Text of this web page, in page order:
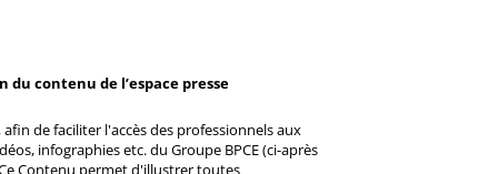
contenu de l’espace presse
afin de faciliter l'accès des professionnels aux
infographies etc. du Groupe BPCE (ci-après
Contenu permet d'illustrer toutes